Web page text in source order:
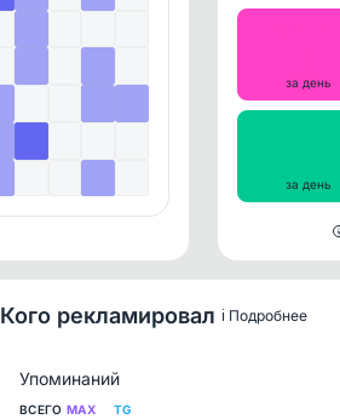
за день
за день
Кого рекламировал ℹ️ Подробнее
Упоминаний
ВСЕГО MAX TG